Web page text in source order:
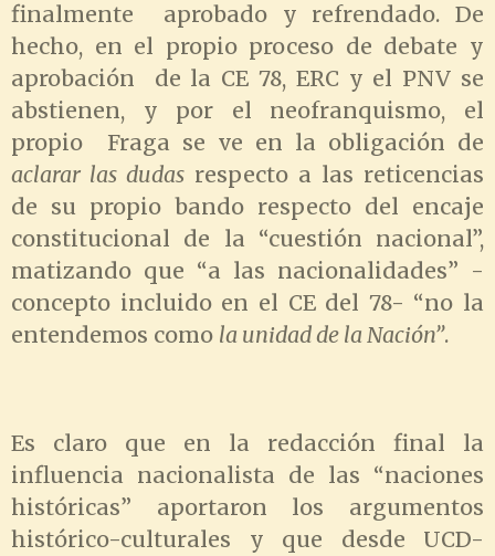
finalmente aprobado y refrendado. De
hecho, en el propio proceso de debate y
aprobación de la CE 78, ERC y el PNV se
abstienen, y por el neofranquismo, el
propio Fraga se ve en la obligación de
aclarar las dudas respecto a las reticencias
de su propio bando respecto del encaje
constitucional de la “cuestión nacional”,
matizando que “a las nacionalidades” -
concepto incluido en el CE del 78- “no la
entendemos como la unidad de la Nación”.
Es claro que en la redacción final la
influencia nacionalista de las “naciones
históricas” aportaron los argumentos
histórico-culturales y que desde UCD-